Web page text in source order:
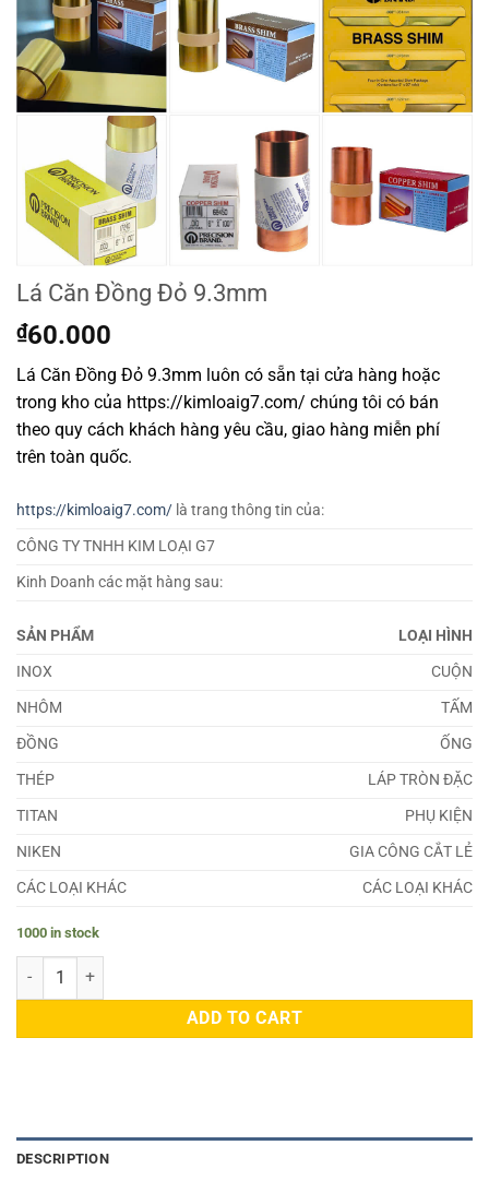
Lá Căn Đồng Đỏ 9.3mm
₫60.000
Lá Căn Đồng Đỏ 9.3mm luôn có sẵn tại cửa hàng hoặc
trong kho của https://kimloaig7.com/ chúng tôi có bán
theo quy cách khách hàng yêu cầu, giao hàng miễn phí
trên toàn quốc.
https://kimloaig7.com/ là trang thông tin của:
CÔNG TY TNHH KIM LOẠI G7
Kinh Doanh các mặt hàng sau:
SẢN PHẨM
LOẠI HÌNH
INOX
CUỘN
NHÔM
TẤM
ĐỒNG
ỐNG
THÉP
LÁP TRÒN ĐẶC
TITAN
PHỤ KIỆN
NIKEN
GIA CÔNG CẮT LẺ
CÁC LOẠI KHÁC
CÁC LOẠI KHÁC
1000 in stock
Lá Căn Đồng Đỏ 9.3mm quantity
ADD TO CART
DESCRIPTION